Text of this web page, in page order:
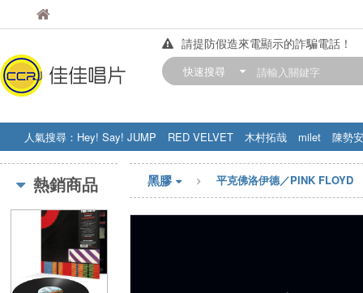
佳佳唱片
請提防假造來電顯示的詐騙電話！
【中華門市營業時間調整公告】
快速搜尋
人氣搜尋： Hey! Say! JUMP RED VELVET 木村拓哉 milet
陳勢安
STRAY KIDS
盧廣仲 周杰伦
熱銷商品 黑膠 平克佛洛伊德／PINK FLOYD